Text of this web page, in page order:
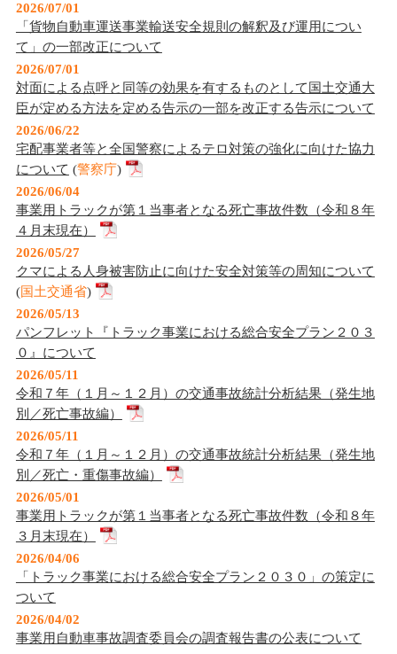
2026/07/01
「貨物自動車運送事業輸送安全規則の解釈及び運用につい
て」の一部改正について
2026/07/01
対面による点呼と同等の効果を有するものとして国土交通大
臣が定める方法を定める告示の一部を改正する告示について
2026/06/22
宅配事業者等と全国警察によるテロ対策の強化に向けた協力
について (警察庁)
2026/06/04
事業用トラックが第１当事者となる死亡事故件数（令和８年
４月末現在）
2026/05/27
クマによる人身被害防止に向けた安全対策等の周知について
(国土交通省)
2026/05/13
パンフレット『トラック事業における総合安全プラン２０３
０』について
2026/05/11
令和７年（１月～１２月）の交通事故統計分析結果（発生地
別／死亡事故編）
2026/05/11
令和７年（１月～１２月）の交通事故統計分析結果（発生地
別／死亡・重傷事故編）
2026/05/01
事業用トラックが第１当事者となる死亡事故件数（令和８年
３月末現在）
2026/04/06
「トラック事業における総合安全プラン２０３０」の策定に
ついて
2026/04/02
事業用自動車事故調査委員会の調査報告書の公表について